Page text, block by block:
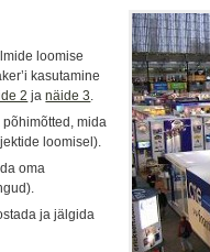
loomise
kasutamine
2 janäide 3.
mida
loomisel).
oma
ja jälgida